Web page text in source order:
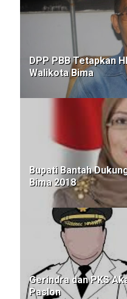
DPP PBB Tetapkan
Walikota Bima
Bupati Bantah
Bima 2018
Gerindra dan PKS
Paslon